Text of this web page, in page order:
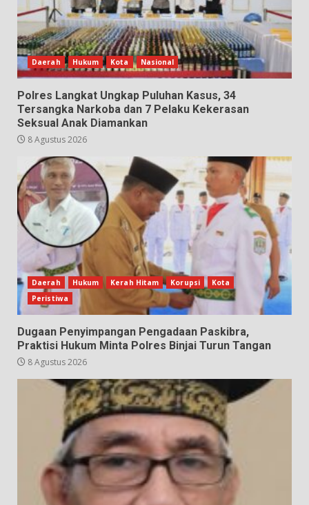
Daerah Hukum Kota Nasional
Polres Langkat Ungkap Puluhan Kasus, 34
Tersangka Narkoba dan 7 Pelaku Kekerasan
Seksual Anak Diamankan
8 Agustus 2026
Daerah Hukum Kerah Hitam Korupsi
Kota
Peristiwa
Dugaan Penyimpangan Pengadaan Paskibra,
Praktisi Hukum Minta Polres Binjai Turun Tangan
8 Agustus 2026